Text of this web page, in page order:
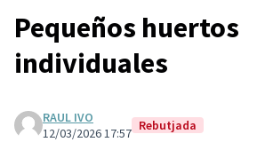
Pequeños huertos
individuales
RAUL IVO
12/03/2026 17:57 Rebutjada